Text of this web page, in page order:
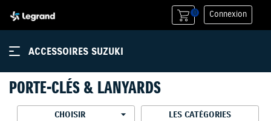
0 Connexion
ACCESSOIRES SUZUKI
PORTE-CLÉS & LANYARDS
CHOISIR  LES CATÉGORIES